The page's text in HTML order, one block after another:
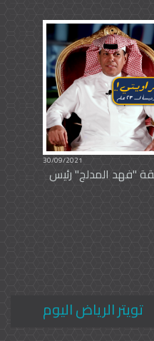
30/09/2021
"فهد المدلج" رئيس
تويتر الرياض اليوم